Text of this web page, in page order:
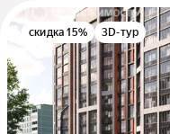
скидка 15% 3D-тур